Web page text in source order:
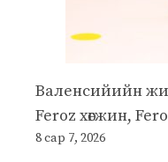
Валенсийийн
Feroz хөгжин,
8 сар 7, 2026